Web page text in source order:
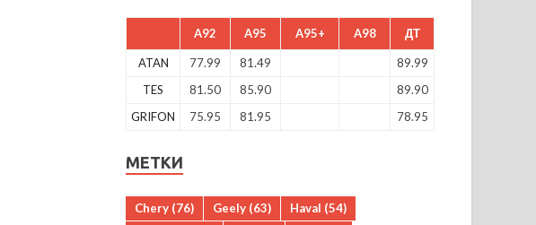
A92 A95 A95+ A98 ДТ
ATAN 77.99 81.49
89.99
TES
81.50 85.90
89.90
GRIFON
75.95 81.95 78.95
МЕТКИ
Chery (76) Geely (63) Haval (54)